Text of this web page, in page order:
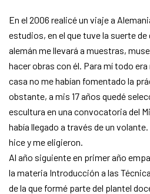
En el 2006 realicé un viaje a
estudios, en el que tuve la suerte
alemán me llevará a muestras,
hacer obras con él. Para mí todo
casa no me habían fomentado la
obstante, a mis 17 años quedé
escultura en una convocatoria del
había llegado a través de un
hice y me eligieron.
Al año siguiente en primer año
la materia Introducción a las
de la que formé parte del plantel